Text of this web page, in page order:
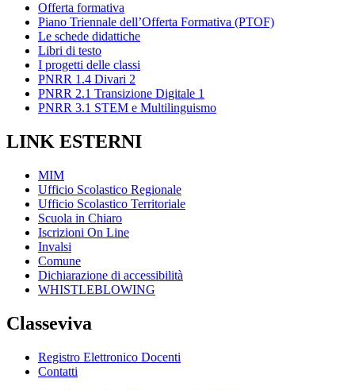
Offerta formativa
Piano Triennale dell’Offerta Formativa (PTOF)
Le schede didattiche
Libri di testo
I progetti delle classi
PNRR 1.4 Divari 2
PNRR 2.1 Transizione Digitale 1
PNRR 3.1 STEM e Multilinguismo
LINK ESTERNI
MIM
Ufficio Scolastico Regionale
Ufficio Scolastico Territoriale
Scuola in Chiaro
Iscrizioni On Line
Invalsi
Comune
Dichiarazione di accessibilità
WHISTLEBLOWING
Classeviva
Registro Elettronico Docenti
Contatti